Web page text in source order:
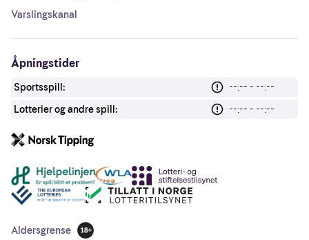
Varslingskanal
Åpningstider
Sportsspill:
--:-- - --:--
Lotterier og andre spill:
--:-- - --:--
Andre lenker
Aldersgrense
18 år